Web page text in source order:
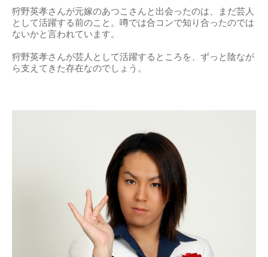
狩野英孝さんが元嫁のあつこさんと出会ったのは、まだ芸人
として活躍する前のこと。噂では合コンで知り合ったのでは
ないかと言われています。
狩野英孝さんが芸人として活躍するところを、ずっと陰なが
ら支えてきた存在なのでしょう。